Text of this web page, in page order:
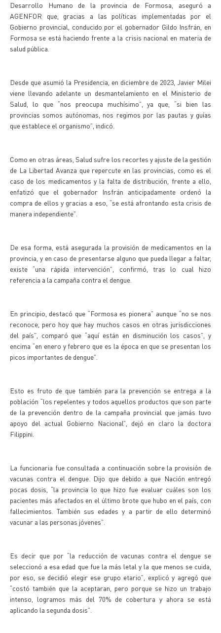
Desarrollo Humano de la provincia de Formosa, aseguró a
AGENFOR que, gracias a las políticas implementadas por el
Gobierno provincial, conducido por el gobernador Gildo Insfrán, en
Formosa se está haciendo frente a la crisis nacional en materia de
salud pública.
Desde que asumió la Presidencia, en diciembre de 2023, Javier Milei
viene llevando adelante un desmantelamiento en el Ministerio de
Salud, lo que “nos preocupa muchísimo”, ya que, “si bien las
provincias somos autónomas, nos regimos por las pautas y guías
que establece el organismo”, indicó.
Como en otras áreas, Salud sufre los recortes y ajuste de la gestión
de La Libertad Avanza que repercute en las provincias, como es el
caso de los medicamentos y la falta de distribución, frente a ello,
enfatizó que el gobernador Insfrán anticipadamente ordenó la
compra de ellos y gracias a eso, “se está afrontando esta crisis de
manera independiente”.
De esa forma, está asegurada la provisión de medicamentos en la
provincia, y en caso de presentarse alguno que pueda llegar a faltar,
existe “una rápida intervención”, confirmó, tras lo cual hizo
referencia a la campaña contra el dengue.
En principio, destacó que “Formosa es pionera” aunque “no se nos
reconoce, pero hoy que hay muchos casos en otras jurisdicciones
del país”, comparó que “aquí están en disminución los casos”, y
encima “en enero y febrero que es la época en que se presentan los
picos importantes de dengue”.
Esto es fruto de que también para la prevención se entrega a la
población “los repelentes y todos aquellos productos que son parte
de la prevención dentro de la campaña provincial que jamás tuvo
apoyo del actual Gobierno Nacional”, dejó en claro la doctora
Filippini.
La funcionaria fue consultada a continuación sobre la provisión de
vacunas contra el dengue. Dijo que debido a que Nación entregó
pocas dosis, “la provincia lo que hizo fue evaluar cuáles son los
pacientes más afectados en el último brote que hubo en el país, con
fallecimientos. También sus edades y a partir de ello determinó
vacunar a las personas jóvenes”.
Es decir que por “la reducción de vacunas contra el dengue se
seleccionó a esa edad que fue la más letal y la que menos se cuida,
por eso, se decidió elegir ese grupo etario”, explicó y agregó que
“costó también que la aceptaran, pero porque se hizo un trabajo
intenso, logramos más del 70% de cobertura y ahora se está
aplicando la segunda dosis”.